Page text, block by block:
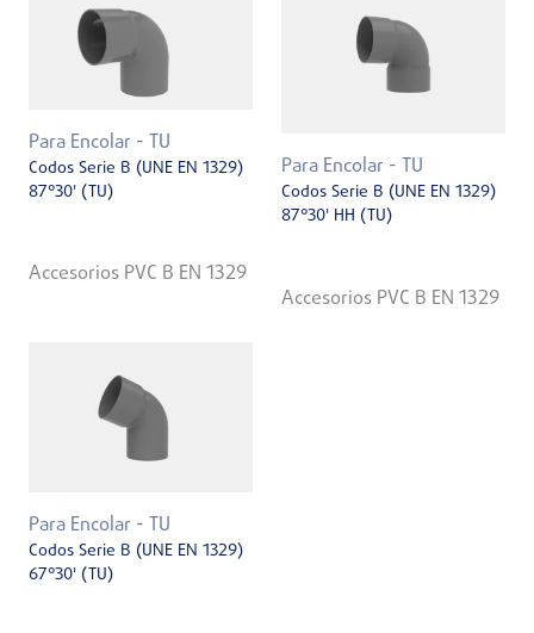
Para Encolar - TU
Codos Serie B (UNE EN 1329)
87°30' (TU)
Accesorios PVC B EN 1329
Para Encolar - TU
Codos Serie B (UNE EN 1329)
87°30' HH (TU)
Accesorios PVC B EN 1329
Para Encolar - TU
Codos Serie B (UNE EN 1329)
67°30' (TU)